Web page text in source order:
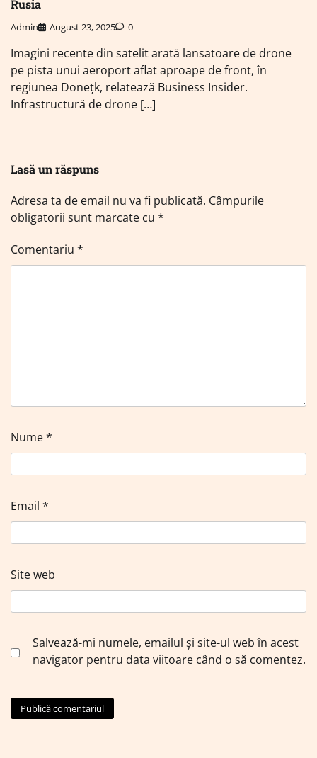
Rusia
Admin August 23, 2025 0
Imagini recente din satelit arată lansatoare de drone
pe pista unui aeroport aflat aproape de front, în
regiunea Donețk, relatează Business Insider.
Infrastructură de drone […]
Lasă un răspuns
Adresa ta de email nu va fi publicată. Câmpurile
obligatorii sunt marcate cu *
Comentariu *
Nume*
Email *
Site web
Salvează-mi numele, emailul și site-ul web în acest
navigator pentru data viitoare când o să comentez.